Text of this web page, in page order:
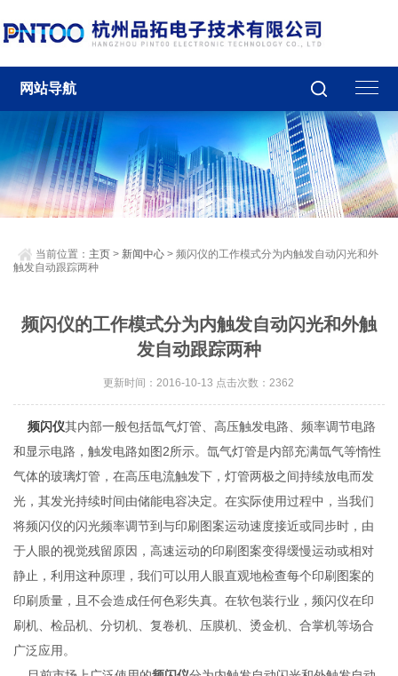
网站导航
当前位置： 主页 > 新闻中心 > 频闪仪的工作模式分为内触发自动闪光和外
触发自动跟踪两种
频闪仪的工作模式分为内触发自动闪光和外触
发自动跟踪两种
更新时间：2016-10-13 点击次数：2362
频闪仪其内部一般包括氙气灯管、高压触发电路、频率调节电路
和显示电路，触发电路如图2所示。氙气灯管是内部充满氙气等惰性
气体的玻璃灯管，在高压电流触发下，灯管两极之间持续放电而发
光，其发光持续时间由储能电容决定。在实际使用过程中，当我们
将频闪仪的闪光频率调节到与印刷图案运动速度接近或同步时，由
于人眼的视觉残留原因，高速运动的印刷图案变得缓慢运动或相对
静止，利用这种原理，我们可以用人眼直观地检查每个印刷图案的
印刷质量，且不会造成任何色彩失真。在软包装行业，频闪仪在印
刷机、检品机、分切机、复卷机、压膜机、烫金机、合掌机等场合
广泛应用。